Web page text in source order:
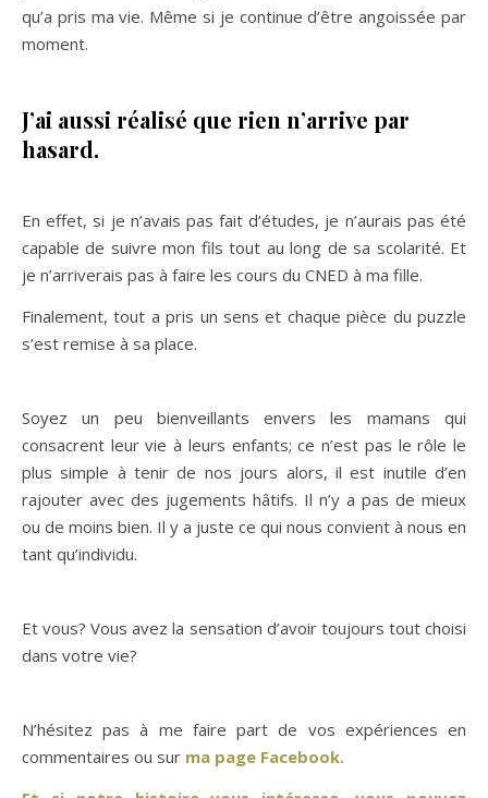
qu’a pris ma vie. Même si je continue d’être angoissée par
moment.
J’ai aussi réalisé que rien n’arrive par
hasard.
En effet, si je n’avais pas fait d’études, je n’aurais pas été
capable de suivre mon fils tout au long de sa scolarité. Et
je n’arriverais pas à faire les cours du CNED à ma fille.
Finalement, tout a pris un sens et chaque pièce du puzzle
s’est remise à sa place.
Soyez un peu bienveillants envers les mamans qui
consacrent leur vie à leurs enfants; ce n’est pas le rôle le
plus simple à tenir de nos jours alors, il est inutile d’en
rajouter avec des jugements hâtifs. Il n’y a pas de mieux
ou de moins bien. Il y a juste ce qui nous convient à nous en
tant qu’individu.
Et vous? Vous avez la sensation d’avoir toujours tout choisi
dans votre vie?
N’hésitez pas à me faire part de vos expériences en
commentaires ou sur ma page Facebook.